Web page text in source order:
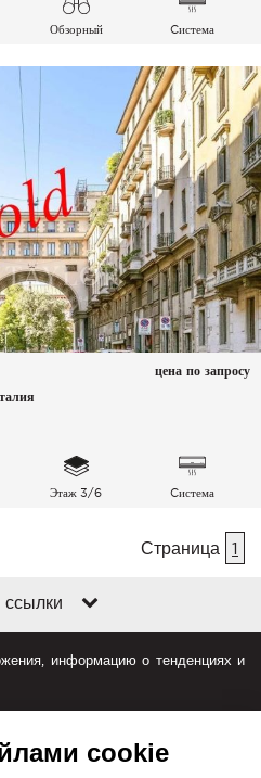
Обзорный
Cистема
воздуха
цена по запросу
Этаж 3/6
Cистема
воздуха
Страница 1
информацию о тенденциях и
cookie